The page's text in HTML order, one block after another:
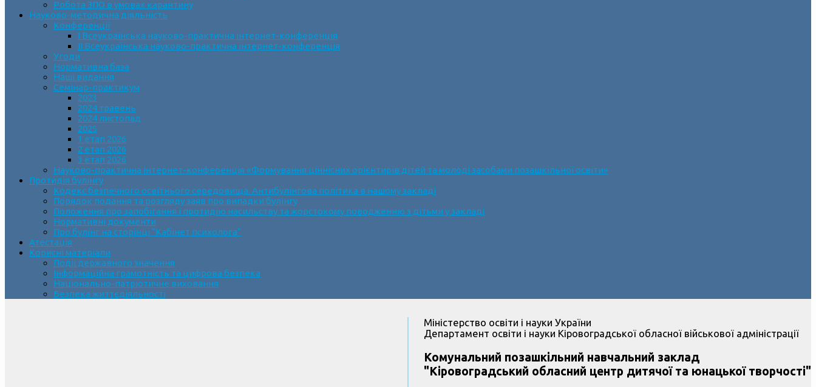
Робота ЗПО в умовах карантину
Науково-методична діяльність
Конференції
І Всеукраїнська науково-практична інтернет-конференція
ІІ Всеукраїнська науково-практична інтернет-конференція
Угоди
Нормативна база
Наші видання
Семінар-практикум
2023
2024 травень
2024 листопад
2025
1 етап 2026
2 етап 2026
3 етап 2026
Науково-практична інтернет-конференція «Формування ціннісних орієнтирів дітей та молоді засобами позашкільної освіти»
Протидія булінгу
Кодекс безпечного освітнього середовища. Антибулінгова політика в нашому закладі
Порядок подання та розгляду заяв про випадки булінгу
Положення про запобігання і протидію насильству та жорстокому поводженню з дітьми у закладі
Нормативні документи
Про булінг на сторінці “Кабінет психолога”
Атестація
Корисні матеріали
Події державного значення
Інформаційна грамотність та цифрова безпека
Національно-патріотичне виховання
Безпека життєдіяльності
Міністерство освіти і науки України
Департамент освіти і науки Кіровоградської обласної військової адміністрації
Комунальний позашкільний навчальний заклад
"Кіровоградський обласний центр дитячої та юнацької творчості"